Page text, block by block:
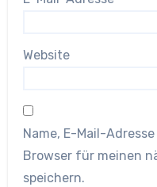
Website
Name, E-Mail-
Browser für meinen
speichern.